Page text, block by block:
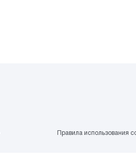
Правила использования